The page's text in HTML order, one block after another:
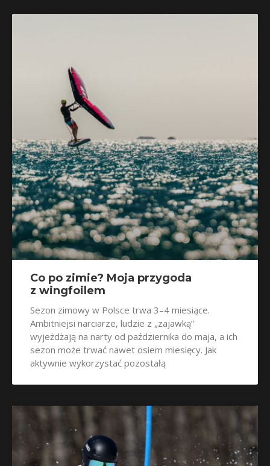
Co po zimie? Moja przygoda
z wingfoilem
Sezon zimowy w Polsce trwa 3–4 miesiące.
Ambitniejsi narciarze, ludzie z „zajawką”
wyjeżdżają na narty od października do maja, a ich
sezon może trwać nawet osiem miesięcy. Jak
aktywnie wykorzystać pozostałą